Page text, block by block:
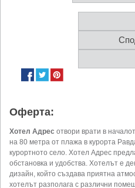
Оферта:
Хотел Адрес отвори врати в
на 80 метра от плажа в курорта
курортното село. Хотел Адрес
обстановка и удобства. Хотелът е
дизайн, който създава приятна
хотелът разполага с различни